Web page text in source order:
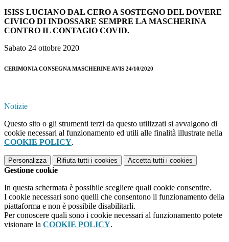
ISISS LUCIANO DAL CERO A SOSTEGNO DEL DOVERE
CIVICO DI INDOSSARE SEMPRE LA MASCHERINA
CONTRO IL CONTAGIO COVID.
Sabato 24 ottobre 2020
CERIMONIA CONSEGNA MASCHERINE AVIS 24/10/2020
Notizie
Questo sito o gli strumenti terzi da questo utilizzati si avvalgono di
cookie necessari al funzionamento ed utili alle finalità illustrate nella
COOKIE POLICY.
Personalizza Rifiuta tutti i cookies Accetta tutti i cookies
Gestione cookie
In questa schermata è possibile scegliere quali cookie consentire.
I cookie necessari sono quelli che consentono il funzionamento della
piattaforma e non è possibile disabilitarli.
Per conoscere quali sono i cookie necessari al funzionamento potete
visionare la COOKIE POLICY.